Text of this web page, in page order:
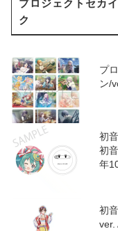
プロジェクトセカ
ク
プ
ン/
初
初
年
初
ver.